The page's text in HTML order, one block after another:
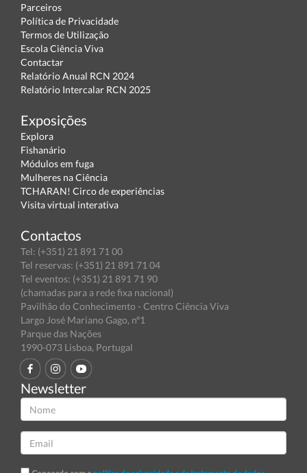
Parceiros
Política de Privacidade
Termos de Utilização
Escola Ciência Viva
Contactar
Relatório Anual RCN 2024
Relatório Intercalar RCN 2025
Exposições
Explora
Fishanário
Módulos em fuga
Mulheres na Ciência
TCHARAN! Circo de experiências
Visita virtual interativa
Contactos
Tel: (+351) 21 891 71 00
Tel reservas: (+351) 21 891 71 04
Tel eventos: (+351) 21 891 71 90
(chamadas para a rede fixa nacional)
Pavilhão do Conhecimento - Centro Ciência Viva
Largo José Mariano Gago, nº1
Parque das Nações
1990-073 Lisboa, Portugal
Newsletter